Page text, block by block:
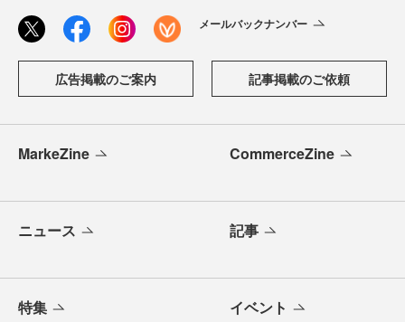
メールバックナンバー
広告掲載のご案内 記事掲載のご依頼
MarkeZine CommerceZine
ニュース 記事
特集 イベント